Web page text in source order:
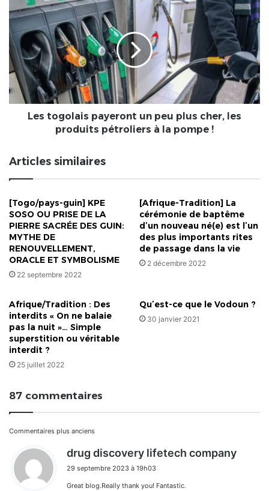
togolais
un
peu
plus
cher,
les
produits
pétroliers
!
Les togolais payeront un peu plus cher, les
produits pétroliers à la pompe !
Articles similaires
[Togo/pays-guin] KPE
SOSO OU PRISE DE LA
PIERRE SACRÉE DES GUIN:
MYTHE DE
RENOUVELLEMENT,
ORACLE ET SYMBOLISME
22 septembre 2022
[Afrique-Tradition] La
cérémonie de baptême
d’un nouveau né(e) est l’un
des plus importants rites
de passage dans la vie
2 décembre 2022
Afrique/Tradition : Des
interdits « On ne balaie
pas la nuit »… Simple
superstition ou véritable
interdit ?
25 juillet 2022
Qu’est-ce que le Vodoun ?
30 janvier 2021
87 commentaires
Navigation
dans
les
Commentaires plus anciens
drug discovery lifetech company
29 septembre 2023 à 19h03
Great blog.Really thank you! Fantastic.